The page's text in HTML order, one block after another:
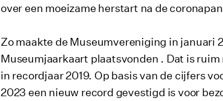
over een moeizame herstart na de
Zo maakte de Museumvereniging in januari
Museumjaarkaart plaatsvonden . Dat is ruim
in recordjaar 2019. Op basis van de cijfers
2023 een nieuw record gevestigd is voor